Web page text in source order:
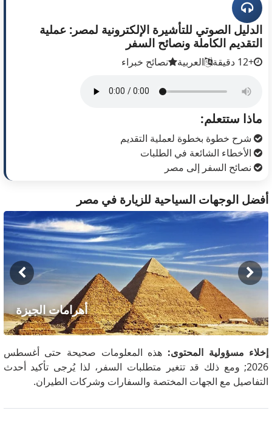
الدليل الصوتي للتأشيرة الإلكترونية لمصر: عملية
التقديم الكاملة ونصائح السفر
+12 دقيقة العربية نصائح خبراء
ماذا ستتعلم:
شرح خطوة بخطوة لعملية التقديم
الأخطاء الشائعة في الطلبات
نصائح السفر إلى مصر
أفضل الوجهات السياحية للزيارة في مصر
أهرامات الجيزة
إخلاء مسؤولية المحتوى: هذه المعلومات صحيحة حتى أغسطس
2026; ومع ذلك قد تتغير متطلبات السفر، لذا يُرجى تأكيد أحدث
التفاصيل مع الجهات المختصة والسفارات وشركات الطيران.